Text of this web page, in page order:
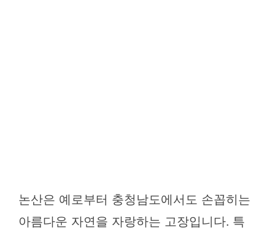
논산은 예로부터 충청남도에서도 손꼽히는
아름다운 자연을 자랑하는 고장입니다. 특